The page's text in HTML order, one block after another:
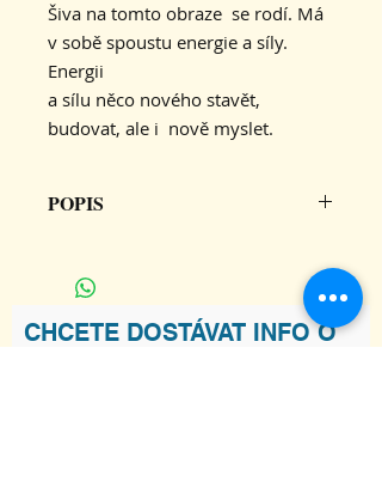
Šiva na tomto obraze se rodí. Má
v sobě spoustu energie a síly.
Energii
a sílu něco nového stavět,
budovat, ale i nově myslet.
POPIS
CHCETE DOSTÁVAT INFO O